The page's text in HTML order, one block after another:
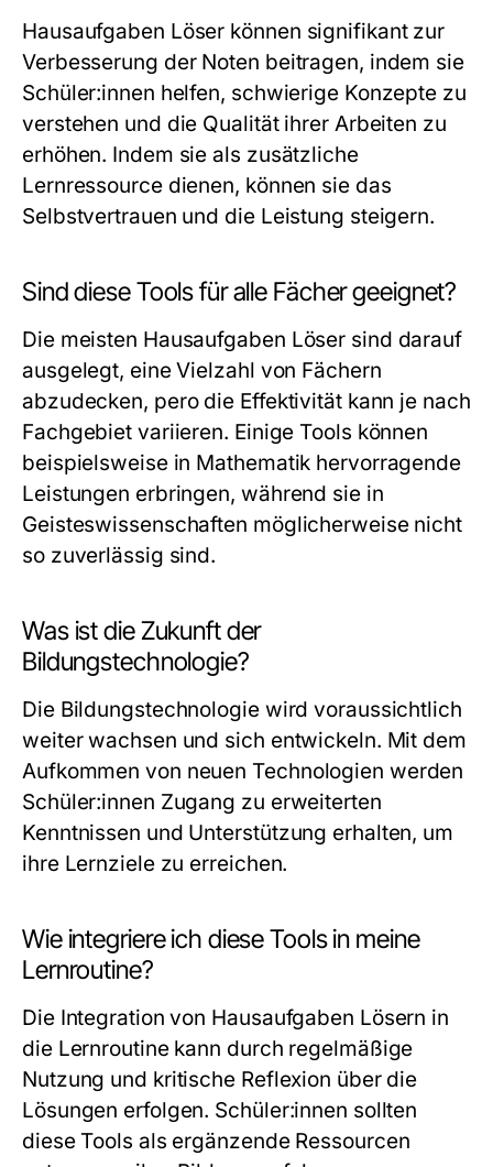
Hausaufgaben Löser können signifikant zur
Verbesserung der Noten beitragen, indem sie
Schüler:innen helfen, schwierige Konzepte zu
verstehen und die Qualität ihrer Arbeiten zu
erhöhen. Indem sie als zusätzliche
Lernressource dienen, können sie das
Selbstvertrauen und die Leistung steigern.
Sind diese Tools für alle Fächer geeignet?
Die meisten Hausaufgaben Löser sind darauf
ausgelegt, eine Vielzahl von Fächern
abzudecken, pero die Effektivität kann je nach
Fachgebiet variieren. Einige Tools können
beispielsweise in Mathematik hervorragende
Leistungen erbringen, während sie in
Geisteswissenschaften möglicherweise nicht
so zuverlässig sind.
Was ist die Zukunft der
Bildungstechnologie?
Die Bildungstechnologie wird voraussichtlich
weiter wachsen und sich entwickeln. Mit dem
Aufkommen von neuen Technologien werden
Schüler:innen Zugang zu erweiterten
Kenntnissen und Unterstützung erhalten, um
ihre Lernziele zu erreichen.
Wie integriere ich diese Tools in meine
Lernroutine?
Die Integration von Hausaufgaben Lösern in
die Lernroutine kann durch regelmäßige
Nutzung und kritische Reflexion über die
Lösungen erfolgen. Schüler:innen sollten
diese Tools als ergänzende Ressourcen